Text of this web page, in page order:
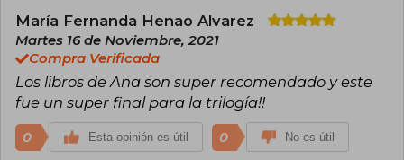
María Fernanda Henao Alvarez
Martes 16 de Noviembre, 2021
Compra Verificada
Los libros de Ana son super recomendado y este
fue un super final para la trilogía!!
0 Esta opinión es útil 0 No es útil